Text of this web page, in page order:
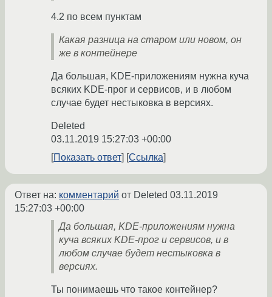
4.2 по всем пунктам
Какая разница на старом или новом, он
же в контейнере
Да большая, KDE-приложениям нужна куча
всяких KDE-прог и сервисов, и в любом
случае будет нестыковка в версиях.
Deleted
03.11.2019 15:27:03 +00:00
Показать ответ
Ссылка
Ответ на: комментарий от Deleted 03.11.2019
15:27:03 +00:00
Да большая, KDE-приложениям нужна
куча всяких KDE-прог и сервисов, и в
любом случае будет нестыковка в
версиях.
Ты понимаешь что такое контейнер?